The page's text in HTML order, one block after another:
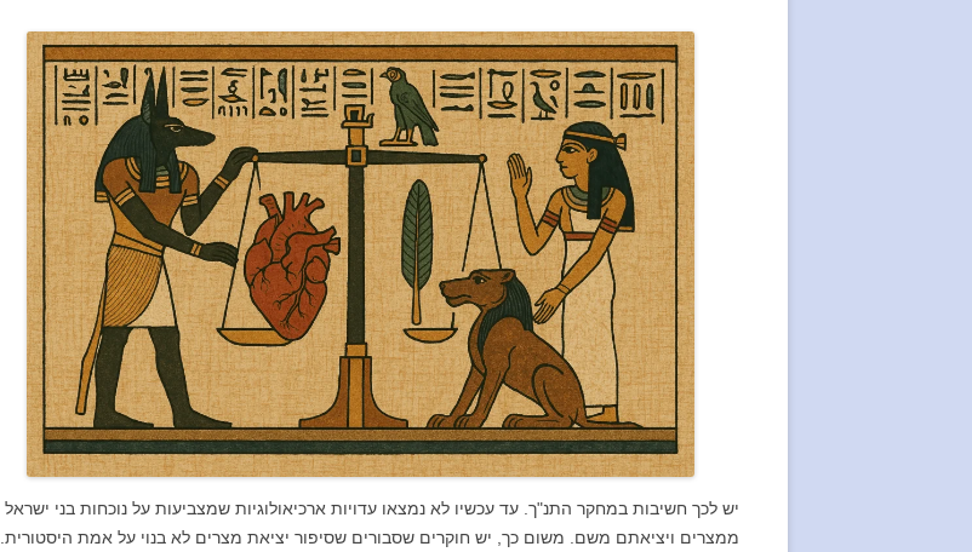
יש לכך חשיבות במחקר התנ"ך. עד עכשיו לא נמצאו עדויות ארכיאולוגיות שמצביעות על נוכחות בני ישראל
ממצרים ויציאתם משם. משום כך, יש חוקרים שסבורים שסיפור יציאת מצרים לא בנוי על אמת היסטורית.